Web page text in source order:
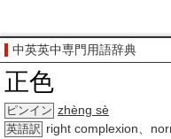
中英英中専門用語辞典
正色
ピンイン zhèng sè
英語訳 right complexion、